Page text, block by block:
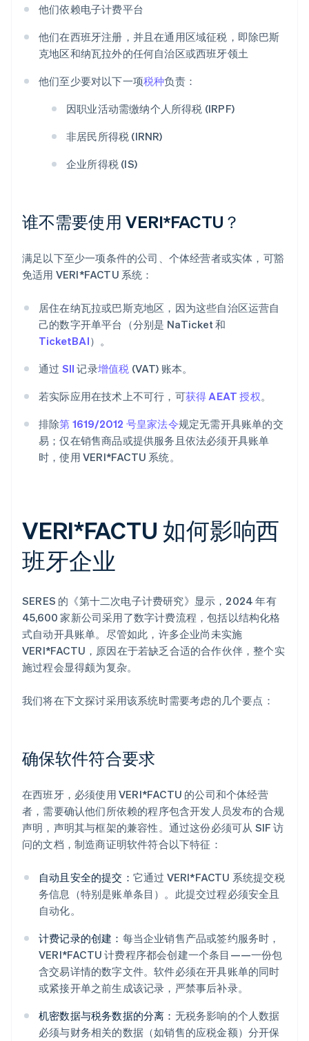
他们依赖电子计费平台
他们在西班牙注册，并且在通用区域征税，即除巴斯
克地区和纳瓦拉外的任何自治区或西班牙领土
他们至少要对以下一项税种负责：
因职业活动需缴纳个人所得税 (IRPF)
非居民所得税 (IRNR)
企业所得税 (IS)
谁不需要使用 VERI*FACTU？
满足以下至少一项条件的公司、个体经营者或实体，可豁
免适用 VERI*FACTU 系统：
居住在纳瓦拉或巴斯克地区，因为这些自治区运营自
己的数字开单平台（分别是 NaTicket 和
TicketBAI）。
通过 SII 记录增值税 (VAT) 账本。
若实际应用在技术上不可行，可获得 AEAT 授权。
排除第 1619/2012 号皇家法令规定无需开具账单的交
易；仅在销售商品或提供服务且依法必须开具账单
时，使用 VERI*FACTU 系统。
VERI*FACTU 如何影响西
班牙企业
SERES 的《第十二次电子计费研究》显示，2024 年有
45,600 家新公司采用了数字计费流程，包括以结构化格
式自动开具账单。尽管如此，许多企业尚未实施
VERI*FACTU，原因在于若缺乏合适的合作伙伴，整个实
施过程会显得颇为复杂。
我们将在下文探讨采用该系统时需要考虑的几个要点：
确保软件符合要求
在西班牙，必须使用 VERI*FACTU 的公司和个体经营
者，需要确认他们所依赖的程序包含开发人员发布的合规
声明，声明其与框架的兼容性。通过这份必须可从 SIF 访
问的文档，制造商证明软件符合以下特征：
自动且安全的提交： 它通过 VERI*FACTU 系统提交税
务信息（特别是账单条目）。此提交过程必须安全且
自动化。
计费记录的创建： 每当企业销售产品或签约服务时，
VERI*FACTU 计费程序都会创建一个条目——一份包
含交易详情的数字文件。软件必须在开具账单的同时
或紧接开单之前生成该记录，严禁事后补录。
机密数据与税务数据的分离： 无税务影响的个人数据
必须与财务相关的数据（如销售的应税金额）分开保